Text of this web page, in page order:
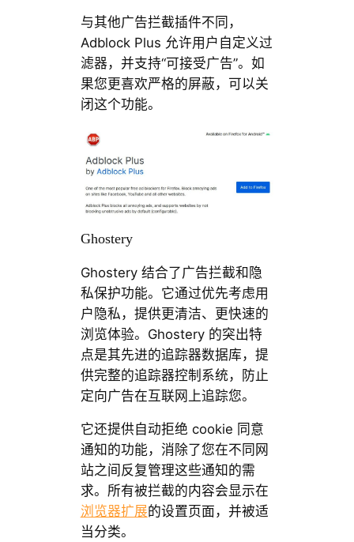
与其他广告拦截插件不同，
Adblock Plus 允许用户自定义过
滤器，并支持“可接受广告”。如
果您更喜欢严格的屏蔽，可以关
闭这个功能。
Ghostery
Ghostery 结合了广告拦截和隐
私保护功能。它通过优先考虑用
户隐私，提供更清洁、更快速的
浏览体验。Ghostery 的突出特
点是其先进的追踪器数据库，提
供完整的追踪器控制系统，防止
定向广告在互联网上追踪您。
它还提供自动拒绝 cookie 同意
通知的功能，消除了您在不同网
站之间反复管理这些通知的需
求。所有被拦截的内容会显示在
浏览器扩展的设置页面，并被适
当分类。